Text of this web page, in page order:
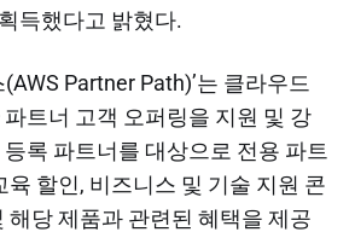
득했다고 밝혔다.
(AWS Partner Path)’는 클라우드
트너 고객 오퍼링을 지원 및 강
록 파트너를 대상으로 전용 파트
육 할인, 비즈니스 및 기술 지원 콘
해당 제품과 관련된 혜택을 제공